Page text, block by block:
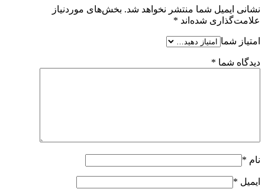
نشانی ایمیل شما منتشر نخواهد شد. بخش‌های موردنیاز
علامت‌گذاری شده‌اند *
امتیاز شما
دیدگاه شما *
نام *
ایمیل *